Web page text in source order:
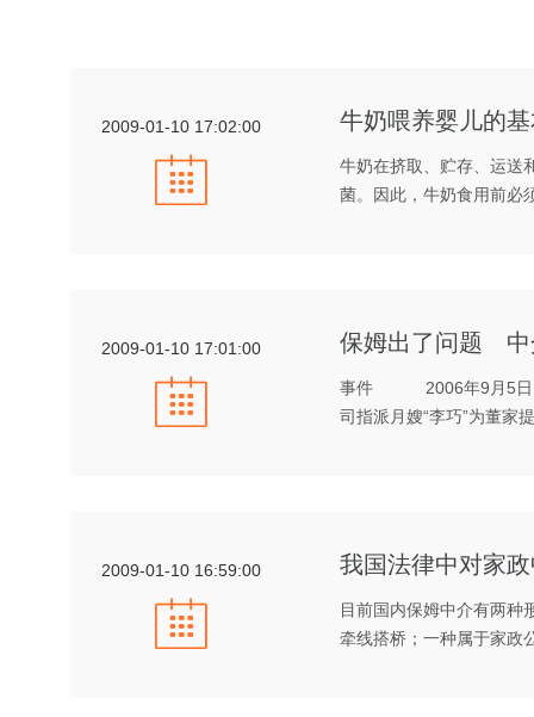
2009-01-10 17:02:00 牛奶喂养婴儿的
牛奶在挤取、贮存、运送
菌。因此，牛奶食用前必
2009-01-10 17:01:00 保姆出了问题 中
事件 2006年9月5日，
司指派月嫂“李巧”为董家
2009-01-10 16:59:00 我国法律中对家
目前国内保姆中介有两种
牵线搭桥；一种属于家政